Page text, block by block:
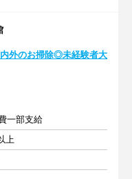
内外のお掃除◎未経験者大
一部支給
上